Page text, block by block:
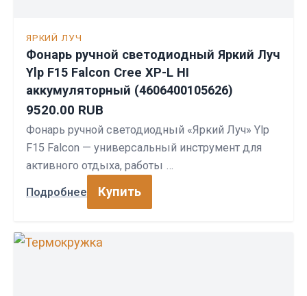
ЯРКИЙ ЛУЧ
Фонарь ручной светодиодный Яркий Луч
Ylp F15 Falcon Cree XP-L HI
аккумуляторный (4606400105626)
9520.00 RUB
Фонарь ручной светодиодный «Яркий Луч» Ylp
F15 Falcon — универсальный инструмент для
активного отдыха, работы …
Подробнее Купить